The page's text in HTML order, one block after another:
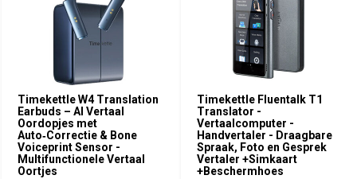
Timekettle W4 Translation
Earbuds – AI Vertaal
Oordopjes met
Auto‑Correctie & Bone
Voiceprint Sensor -
Multifunctionele Vertaal
Oortjes
Timekettle Fluentalk T1
Translator -
Vertaalcomputer -
Handvertaler - Draagbare
Spraak, Foto en Gesprek
Vertaler +Simkaart
+Beschermhoes